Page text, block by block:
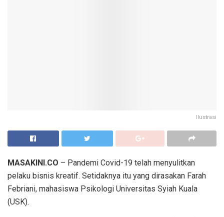
Ilustrasi
MASAKINI.CO – Pandemi Covid-19 telah menyulitkan
pelaku bisnis kreatif. Setidaknya itu yang dirasakan Farah
Febriani, mahasiswa Psikologi Universitas Syiah Kuala
(USK).